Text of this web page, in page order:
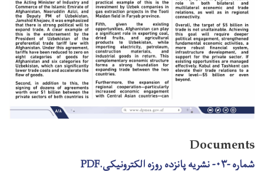
Documents
شماره -۰۳- نشريه پانزده روزه الکترونیکی.PDF